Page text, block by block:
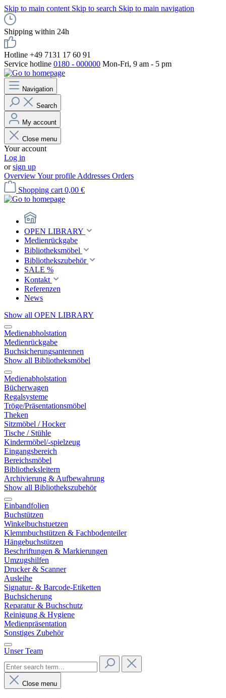
Skip to main content Skip to search Skip to main navigation
Shipping within 24h
Hotline +49 7131 17 60 91
Service hotline 0180 - 000000 Mon-Fri, 9 am - 5 pm
Navigation
Search
My account
Close menu
Your account
Log in
orsign up
OverviewYour profile Addresses Orders
Shopping cart 0,00 €
OPEN LIBRARY
Medienrückgabe
Bibliotheksmöbel
Bibliothekszubehör
SALE %
Kontakt
Referenzen
News
Show all OPEN LIBRARY
Medienabholstation
Medienrückgabe
Buchsicherungsantennen
Show all Bibliotheksmöbel
Medienabholstation
Bücherwagen
Regalsysteme
Tröge/Präsentationsmöbel
Theken
Sitzmöbel / Hocker
Tische / Stühle
Kindermöbel/-spielzeug
Eingangsbereich
Bereichsmöbel
Bibliotheksleitern
Archivierung & Aufbewahrung
Show all Bibliothekszubehör
Einbandfolien
Buchstützen
Winkelbuchstuetzen
Klemmbuchstützen & Fachbodenteiler
Hängebuchstützen
Beschriftungen & Markierungen
Umzugshilfen
Drucker & Scanner
Ausleihe
Signatur- & Barcode-Etiketten
Buchsicherung
Reparatur & Buchschutz
Reinigung & Hygiene
Medienpräsentation
Sonstiges Zubehör
Unser Team
Close menu